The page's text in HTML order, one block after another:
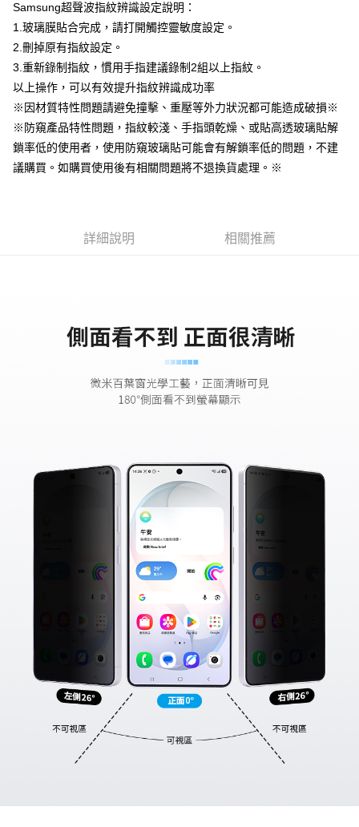
【關於「AFTEE先享後付」】
AFTEE先享後付是「在收到商品之後才付款」的支付方式。 讓您購物簡單
便利好安心！
１．簡單：不需註冊會員、不需綁卡、不需儲值。
２．便利：只要手機號碼，簡訊認證，即可結帳。
３．安心：先確認商品／服務後，再付款。
１．於結帳方式選擇「AFTEE先享後付」後，將跳轉至「AFTEE先享後付」
結帳頁面，進行簡訊認證並確認金額後，即可完成結帳。
２．訂單成立數日內，您將收到繳費通知簡訊。
３．收到繳費通知簡訊後14天內，點擊此簡訊中的連結，可透過四大超商／
後付繳納相關費用。
※ 交易是否成功請以「AFTEE先享後付 」之結帳頁面顯示為準，若有關於
易，需依本服務之必要範圍內提供個人資料，並將交易相關給付款項請求債
權轉讓予恩沛科技股份有限公司。
２．關於個人資料處理事宜，請瀏覽以下網址：
https://aftee.tw/terms/#terms3
３．未成年的使用者請事先徵得法定代理人或監護人之同意方可使用
「AFTEE先享後付」，若未經同意申辦者引起之損失，本公司不負相關責
請求用戶進行身份認證。
５．嚴禁一人註冊多個帳號或使用他人資訊註冊。若發現惡意使用之情形，
恩沛科技股份有限公司將有權停止該用戶之使用額度並採取法律行動。
ATM付款
運送方式
全家取貨付款
每筆NT$60，滿NT$499(含以上)免運費
付款後全家取貨
每筆NT$60，滿NT$499(含以上)免運費
付款後7-11取貨
Samsung超聲波指紋辨識設定說明：
1.玻璃膜貼合完成，請打開觸控靈敏度設定。
2.刪掉原有指紋設定。
3.重新錄制指紋，慣用手指建議錄制2組以上指紋。
以上操作，可以有效提升指紋辨識成功率
※因材質特性問題請避免撞擊、重壓等外力狀況都可能造成破損※
※防窺產品特性問題，指紋較淺、手指頭乾燥、或貼高透玻璃貼解
鎖率低的使用者，使用防窺玻璃貼可能會有解鎖率低的問題，不建
議購買。如購買使用後有相關問題將不退換貨處理。※
詳細說明 相關推薦